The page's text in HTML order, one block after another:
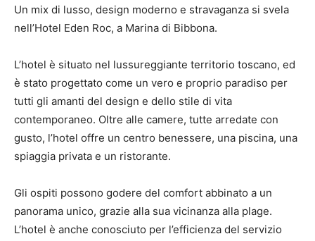
Un mix di lusso, design moderno e stravaganza si svela
nell’Hotel Eden Roc, a Marina di Bibbona.
L’hotel è situato nel lussureggiante territorio toscano, ed
è stato progettato come un vero e proprio paradiso per
tutti gli amanti del design e dello stile di vita
contemporaneo. Oltre alle camere, tutte arredate con
gusto, l’hotel offre un centro benessere, una piscina, una
spiaggia privata e un ristorante.
Gli ospiti possono godere del comfort abbinato a un
panorama unico, grazie alla sua vicinanza alla plage.
L’hotel è anche conosciuto per l’efficienza del servizio